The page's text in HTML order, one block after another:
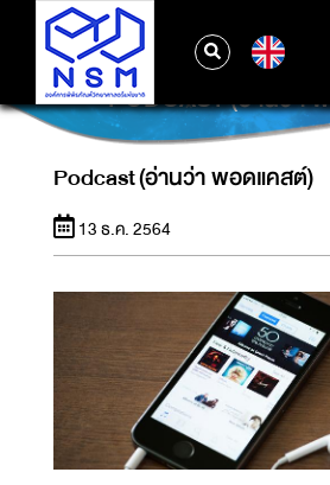
PODCAST (อ่านว่า
Podcast (อ่านว่า พอดแคสต์)
13 ธ.ค. 2564